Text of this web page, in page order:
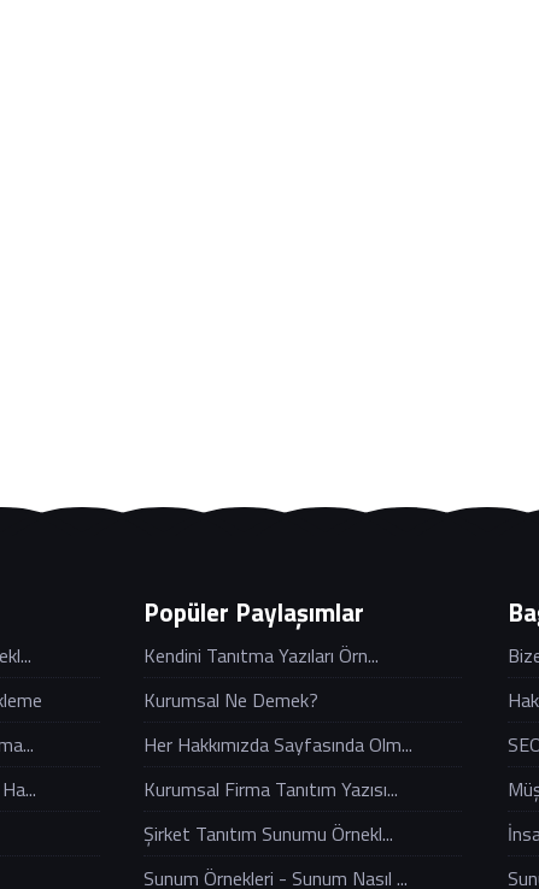
Popüler Paylaşımlar
Kendini Tanıtma Yazıları Örn...
Kurumsal Ne Demek?
Her Hakkımızda Sayfasında Olm...
Kurumsal Firma Tanıtım Yazısı...
Şirket Tanıtım Sunumu Örnekl...
Sunum Örnekleri - Sunum Nasıl ...